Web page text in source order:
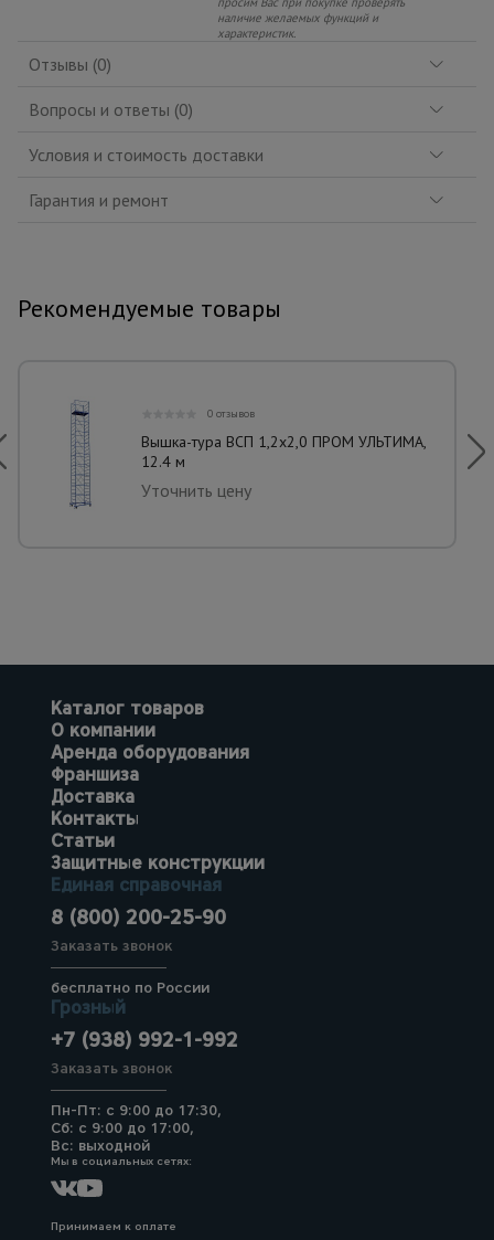
наличие желаемых функций и
характеристик.
Отзывы (0)
Вопросы и ответы (0)
Условия и стоимость доставки
Гарантия и ремонт
Рекомендуемые товары
0 отзывов
Вышка-тура ВСП 1,2x2,0 ПРОМ УЛЬТИМА,
12.4 м
Уточнить цену
Каталог товаров
О компании
Аренда оборудования
Франшиза
Доставка
Контакты
Статьи
Защитные конструкции
Единая справочная
8 (800) 200-25-90
Заказать звонок
бесплатно по России
Грозный
+7 (938) 992-1-992
Заказать звонок
Пн-Пт: с 9:00 до 17:30,
Сб: с 9:00 до 17:00,
Вс: выходной
Мы в социальных сетях:
Принимаем к оплате